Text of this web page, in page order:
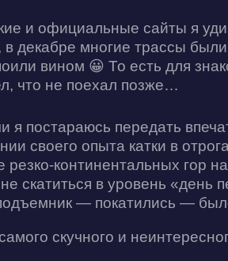
и официальные сайты я
в декабре многие трассы
вином 😀 То есть для
что не поехал позже…
я постараюсь передать
своего опыта катки в
континентальных гор
скатиться в уровень
— покатились —
скучного и